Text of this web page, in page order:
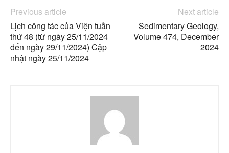
Previous article
Lịch công tác của Viện tuần
thứ 48 (từ ngày 25/11/2024
đến ngày 29/11/2024) Cập
nhật ngày 25/11/2024
Next article
Sedimentary Geology,
Volume 474, December
2024